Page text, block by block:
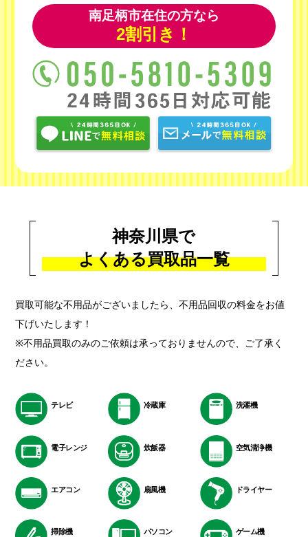
南足柄市在住の方なら
2割引き！
神奈川県で
よくある買取品一覧
買取可能な不用品がございましたら、不用品回収の料金をお値
下げいたします！
※不用品買取のみのご依頼は承っておりませんので、ご了承く
ださい。
テレビ 冷蔵庫 洗濯機
電子レンジ 炊飯器 空気清浄機
エアコン 扇風機 ドライヤー
掃除機 パソコン ゲーム機